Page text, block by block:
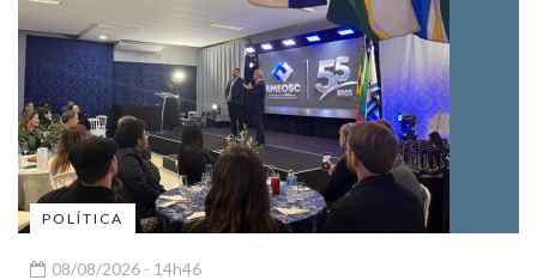
POLÍTICA
08/08/2026 - 14h46